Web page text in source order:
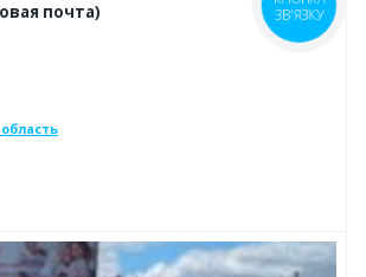
почта)
ЗВ'ЯЗКУ